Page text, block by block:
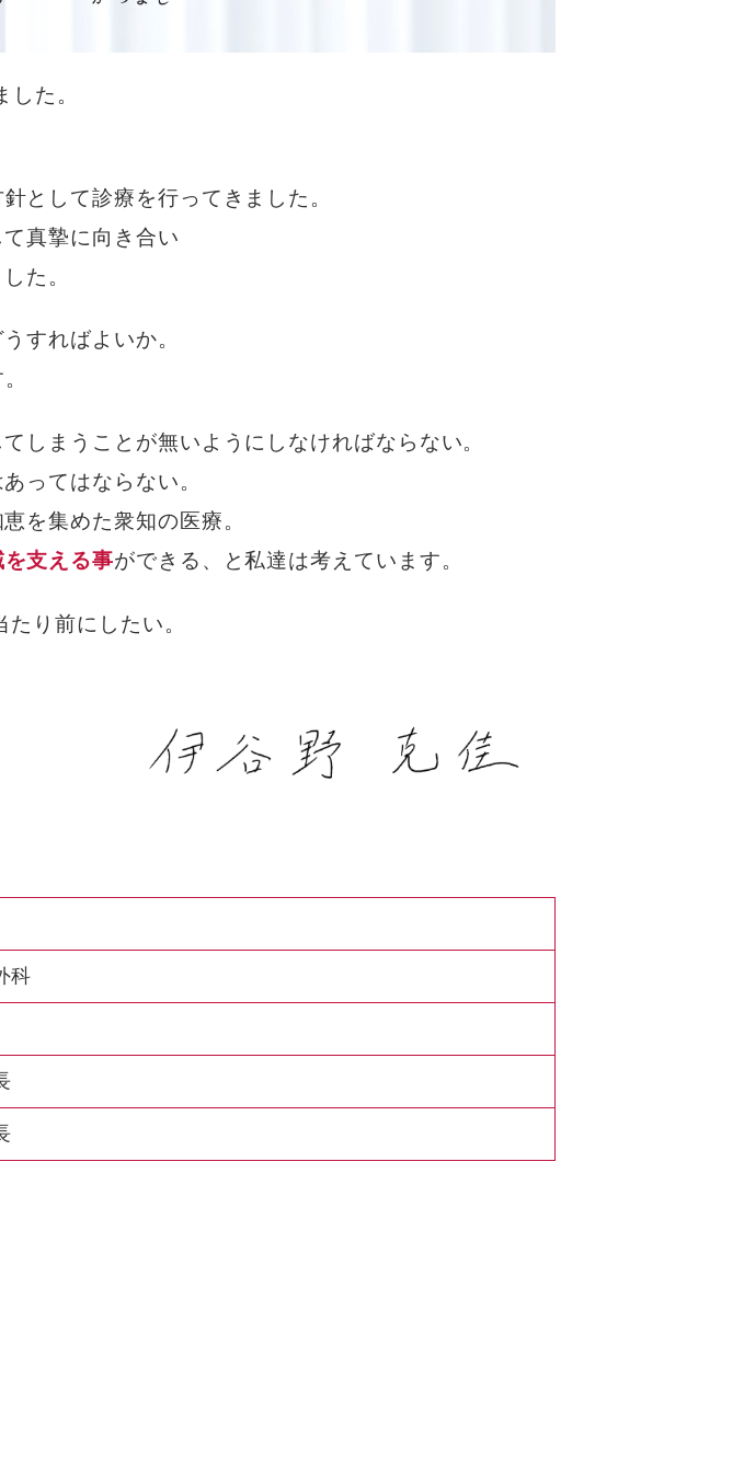
た。
として診療を行ってきました。
真摯に向き合い
た。
すればよいか。
しまうことが無いようにしなければならない。
ってはならない。
を集めた衆知の医療。
支える事ができる、と私達は考えています。
り前にしたい。
科